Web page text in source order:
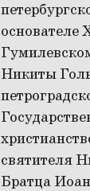
основателе
Никиты
святителя
Братца